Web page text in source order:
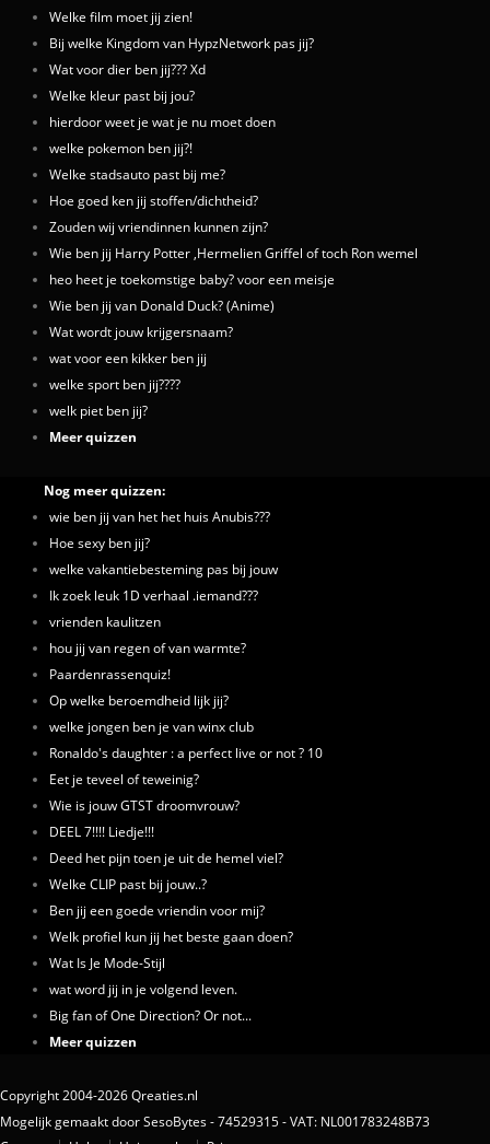
Welke film moet jij zien!
Bij welke Kingdom van HypzNetwork pas jij?
Wat voor dier ben jij??? Xd
Welke kleur past bij jou?
hierdoor weet je wat je nu moet doen
welke pokemon ben jij?!
Welke stadsauto past bij me?
Hoe goed ken jij stoffen/dichtheid?
Zouden wij vriendinnen kunnen zijn?
Wie ben jij Harry Potter ,Hermelien Griffel of toch Ron wemel
heo heet je toekomstige baby? voor een meisje
Wie ben jij van Donald Duck? (Anime)
Wat wordt jouw krijgersnaam?
wat voor een kikker ben jij
welke sport ben jij????
welk piet ben jij?
Meer quizzen
Nog meer quizzen:
wie ben jij van het het huis Anubis???
Hoe sexy ben jij?
welke vakantiebesteming pas bij jouw
Ik zoek leuk 1D verhaal .iemand???
vrienden kaulitzen
hou jij van regen of van warmte?
Paardenrassenquiz!
Op welke beroemdheid lijk jij?
welke jongen ben je van winx club
Ronaldo's daughter : a perfect live or not ? 10
Eet je teveel of teweinig?
Wie is jouw GTST droomvrouw?
DEEL 7!!!! Liedje!!!
Deed het pijn toen je uit de hemel viel?
Welke CLIP past bij jouw..?
Ben jij een goede vriendin voor mij?
Welk profiel kun jij het beste gaan doen?
Wat Is Je Mode-Stijl
wat word jij in je volgend leven.
Big fan of One Direction? Or not...
Meer quizzen
Copyright 2004-2026 Qreaties.nl
Mogelijk gemaakt door SesoBytes - 74529315 - VAT: NL001783248B73